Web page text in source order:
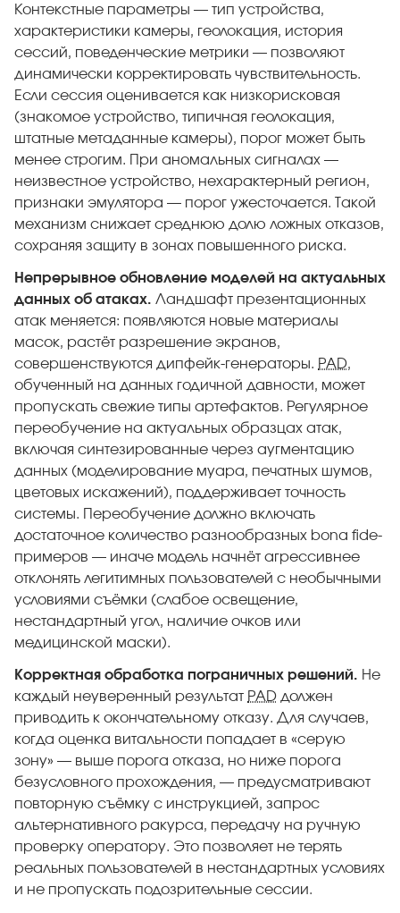
Контекстные параметры — тип устройства,
характеристики камеры, геолокация, история
сессий, поведенческие метрики — позволяют
динамически корректировать чувствительность.
Если сессия оценивается как низкорисковая
(знакомое устройство, типичная геолокация,
штатные метаданные камеры), порог может быть
менее строгим. При аномальных сигналах —
неизвестное устройство, нехарактерный регион,
признаки эмулятора — порог ужесточается. Такой
механизм снижает среднюю долю ложных отказов,
сохраняя защиту в зонах повышенного риска.
Непрерывное обновление моделей на актуальных
данных об атаках. Ландшафт презентационных
атак меняется: появляются новые материалы
масок, растёт разрешение экранов,
совершенствуются дипфейк-генераторы. PAD,
обученный на данных годичной давности, может
пропускать свежие типы артефактов. Регулярное
переобучение на актуальных образцах атак,
включая синтезированные через аугментацию
данных (моделирование муара, печатных шумов,
цветовых искажений), поддерживает точность
системы. Переобучение должно включать
достаточное количество разнообразных bona fide-
примеров — иначе модель начнёт агрессивнее
отклонять легитимных пользователей с необычными
условиями съёмки (слабое освещение,
нестандартный угол, наличие очков или
медицинской маски).
Корректная обработка пограничных решений. Не
каждый неуверенный результат PAD должен
приводить к окончательному отказу. Для случаев,
когда оценка витальности попадает в «серую
зону» — выше порога отказа, но ниже порога
безусловного прохождения, — предусматривают
повторную съёмку с инструкцией, запрос
альтернативного ракурса, передачу на ручную
проверку оператору. Это позволяет не терять
реальных пользователей в нестандартных условиях
и не пропускать подозрительные сессии.